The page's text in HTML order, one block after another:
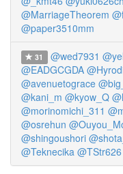
@MarriageTheorem
@paper3510mm
31 @wed7931
@EADGCGDA
@avenuetograce
@kani_m @kyow_Q
@morinomichi_311
@osrehun
@shingoushori
@Teknecika @TStr626